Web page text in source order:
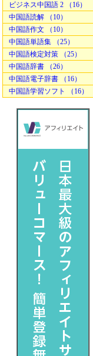
ビジネス中国語 2 （16）
中国語読解 （10）
中国語作文 （10）
中国語単語集 （25）
中国語検定対策 （25）
中国語辞書 （26）
中国語電子辞書 （16）
中国語学習ソフト （16）